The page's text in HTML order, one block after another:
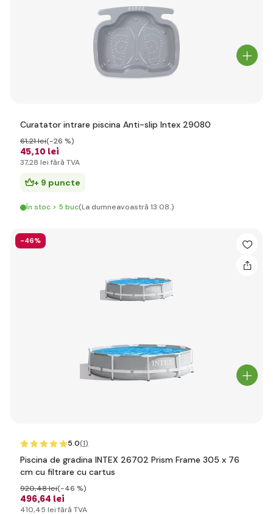
Curatator intrare piscina Anti-slip Intex 29080
45,10 lei
61,21 lei(-26 %)
37,28 lei fără TVA
+ 9 puncte
În stoc > 5 buc(La dumneavoastră 13.08.)
-46%
5.0(1)
Piscina de gradina INTEX 26702 Prism Frame 305 x 76
cm cu filtrare cu cartus
496,64 lei
920,48 lei(-46 %)
410,45 lei fără TVA